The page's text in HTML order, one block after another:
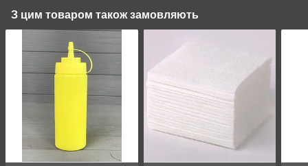
З цим товаром також замовляють